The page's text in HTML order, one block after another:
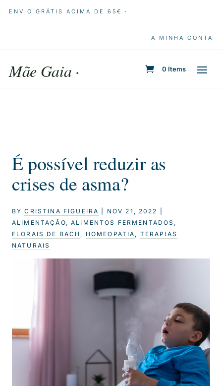
ENVIO GRÁTIS ACIMA DE 65€ ·
A MINHA CONTA
Mãe Gaia · 0 Items
É possível reduzir as
crises de asma?
BYCRISTINA FIGUEIRA NOV 21, 2022
ALIMENTAÇÃO,ALIMENTOS FERMENTADOS ,
FLORAIS DE BACH , HOMEOPATIA , TERAPIAS
NATURAIS